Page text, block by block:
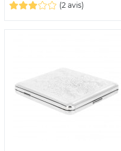
(2 avis)